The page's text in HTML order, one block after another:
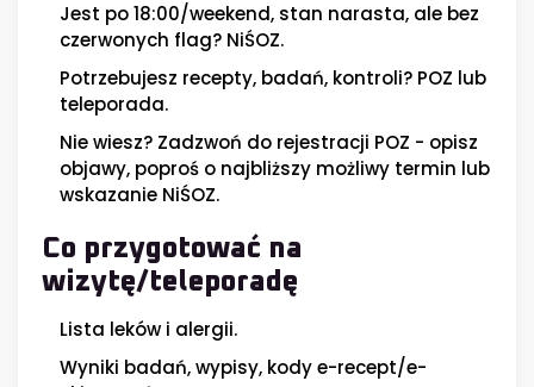
Jest po 18:00/weekend, stan narasta, ale bez
czerwonych flag? NiŚOZ.
Potrzebujesz recepty, badań, kontroli? POZ lub
teleporada.
Nie wiesz? Zadzwoń do rejestracji POZ - opisz
objawy, poproś o najbliższy możliwy termin lub
wskazanie NiŚOZ.
Co przygotować na
wizytę/teleporadę
Lista leków i alergii.
Wyniki badań, wypisy, kody e-recept/e-